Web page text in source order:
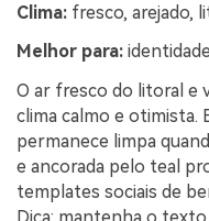
Clima: fresco, arejado,
Melhor para:
O ar fresco do litoral e
clima calmo e otimista.
permanece limpa
e ancorada pelo teal
templates sociais de